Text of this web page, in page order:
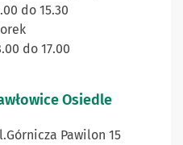
do 15.30
do 17.00
Osiedle
Pawilon 15